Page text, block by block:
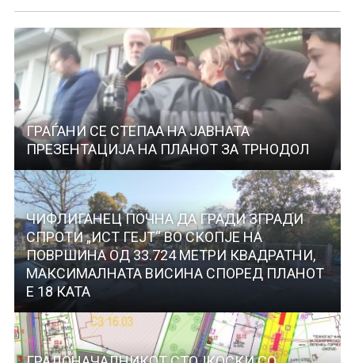
ГРАЃАНИ СЕ СТЕПАА НА ЈАВНАТА
ПРЕЗЕНТАЦИЈА НА ПЛАНОТ ЗА ТРНОДОЛ
ЧИФЛИГАНЕЦ ПОЧНА ДА ГРАДИ ЗГРАДИ
СПРОТИ „ИСТ ГЕЈТ“ ВО СКОПЈЕ НА
ПОВРШИНА ОД 33.724 МЕТРИ КВАДРАТНИ,
МАКСИМАЛНАТА ВИСИНА СПОРЕД ПЛАНОТ
Е 18 КАТА